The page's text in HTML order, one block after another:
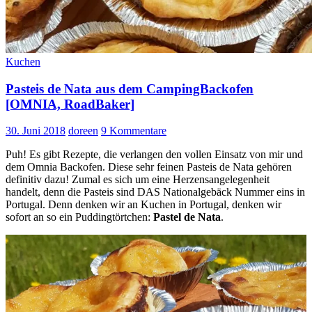
Kuchen
Pasteis de Nata aus dem CampingBackofen
[OMNIA, RoadBaker]
30. Juni 2018 doreen 9 Kommentare
Puh! Es gibt Rezepte, die verlangen den vollen Einsatz von mir und
dem Omnia Backofen. Diese sehr feinen Pasteis de Nata gehören
definitiv dazu! Zumal es sich um eine Herzensangelegenheit
handelt, denn die Pasteis sind DAS Nationalgebäck Nummer eins in
Portugal. Denn denken wir an Kuchen in Portugal, denken wir
sofort an so ein Puddingtörtchen: Pastel de Nata.